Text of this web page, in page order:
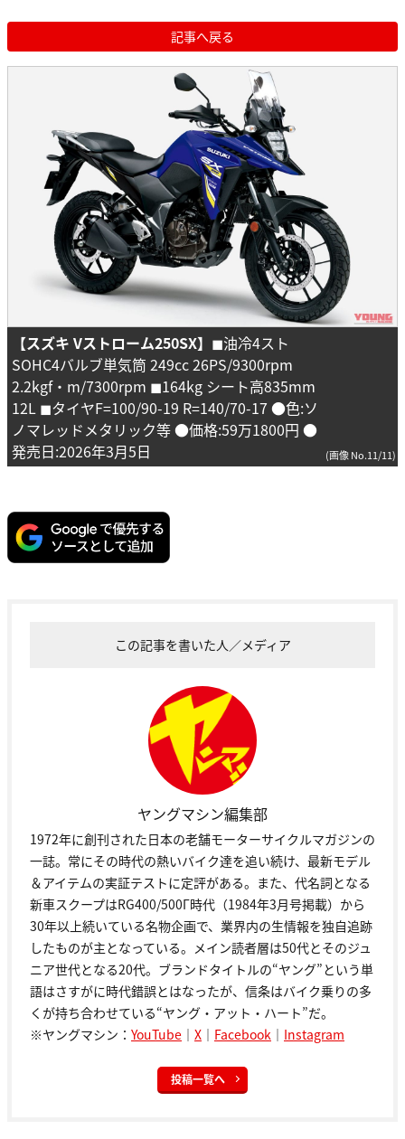
記事へ戻る
【スズキ Vストローム250SX】 ◼︎油冷4スト
SOHC4バルブ単気筒 249cc 26PS/9300rpm
2.2kgf・m/7300rpm ◼︎164kg シート高835mm
12L ◼︎タイヤF=100/90-19 R=140/70-17 ●色:ソ
ノマレッドメタリック等 ●価格:59万1800円 ●
発売日:2026年3月5日
(画像 No.11/11)
この記事を書いた人／メディア
ヤングマシン編集部
1972年に創刊された日本の老舗モーターサイクルマガジンの
一誌。常にその時代の熱いバイク達を追い続け、最新モデル
＆アイテムの実証テストに定評がある。また、代名詞となる
新車スクープはRG400/500Γ時代（1984年3月号掲載）から
30年以上続いている名物企画で、業界内の生情報を独自追跡
したものが主となっている。メイン読者層は50代とそのジュ
ニア世代となる20代。ブランドタイトルの“ヤング”という単
語はさすがに時代錯誤とはなったが、信条はバイク乗りの多
くが持ち合わせている“ヤング・アット・ハート”だ。
※ヤングマシン： YouTube ｜ X ｜ Facebook ｜ Instagram
投稿一覧へ